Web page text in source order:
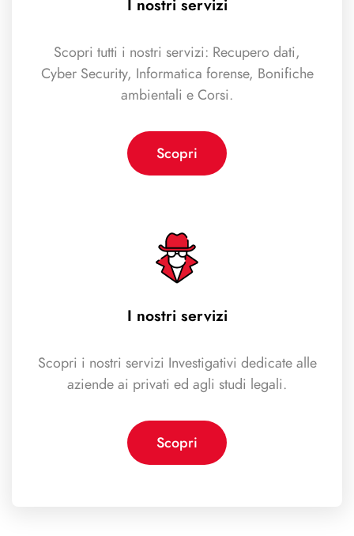
I nostri servizi
Scopri tutti i nostri servizi: Recupero dati,
Cyber Security, Informatica forense, Bonifiche
ambientali e Corsi.
Scopri
I nostri servizi
Scopri i nostri servizi Investigativi dedicate alle
aziende ai privati ed agli studi legali.
Scopri